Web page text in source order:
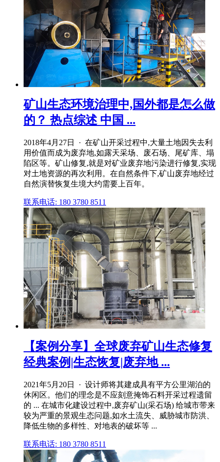
矿山生态环境治理中,国外都是怎么做
的？ 热点综述 中国 ...
2018年4月27日 · 在矿山开采过程中,大量土地因失去利
用价值而成为废弃地,如露天采场、废石场、尾矿库、塌
陷区等。矿山修复,就是对矿业废弃地污染进行修复,实现
对土地资源的再次利用。在自然条件下,矿山废弃地经过
自然演替恢复生境大约需要上百年。
联系电话: 180 3780 8511
【案例分享】全球废弃矿山生态修复
经典案例|生态恢复|废弃地 ...
2021年5月20日 · 设计师将其建成具有平方公里湖泊的
休闲区。他们的理念是不应刻意掩饰石料开采过程遗留
的 ... 在城市化建设过程中,废弃矿山(采石场) 给城市带来
较为严重的景观生态问题,如水土流失、威胁城市防洪、
降低生物的多样性、对地表的破坏等 ...
联系电话: 180 3780 8511